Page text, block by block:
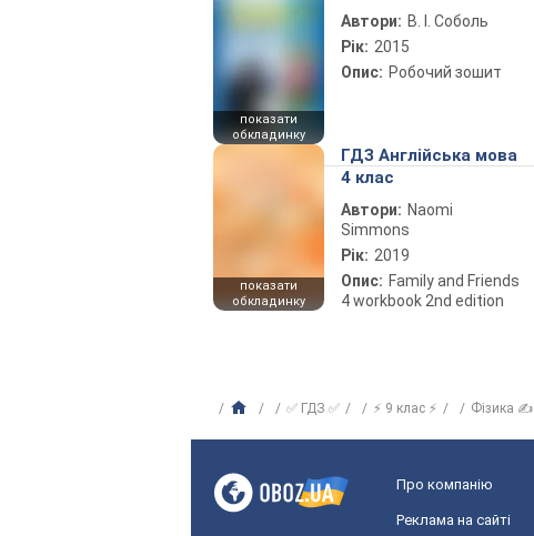
показати
обкладинку
Автори: В. І. Соболь
Рік: 2015
Опис: Робочий зошит
показати
обкладинку
ГДЗ Англійська мова
4 клас
Автори: Naomi
Simmons
Рік: 2019
Опис: Family and Friends
4 workbook 2nd edition
✅ ГДЗ ✅ ⚡ 9 клас ⚡ Фізика ✍
Про компанію
Реклама на сайті